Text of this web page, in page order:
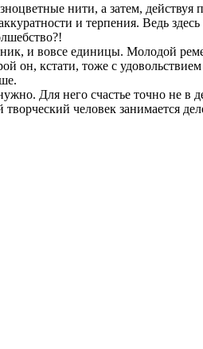
нити, а затем,
и терпения. Ведь
и вовсе единицы. Молодой
он, кстати, тоже с
Для него счастье точно
человек занимается